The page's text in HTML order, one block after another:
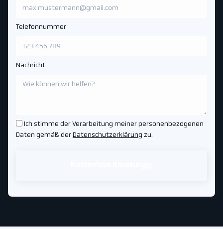
Telefonnummer
Nachricht
Ich stimme der Verarbeitung meiner personenbezogenen
Daten gemäß der Datenschutzerklärung zu.